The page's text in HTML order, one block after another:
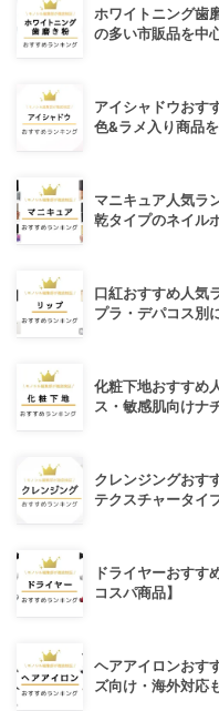
ホワイトニング歯
の多い市販品を中
アイシャドウおす
色&ラメ入り商品
マニキュア人気ラ
乾タイプのネイル
口紅おすすめ人気
プラ・デパコス別
化粧下地おすすめ
ス・敏感肌向けナ
クレンジングおす
テクスチャータイ
ドライヤーおすす
コスパ商品】
ヘアアイロンおす
ズ向け・海外対応